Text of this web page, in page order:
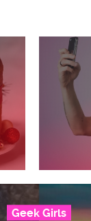
Geek Girls